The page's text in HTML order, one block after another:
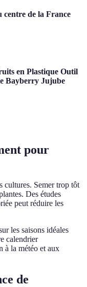
centre de la France
en Plastique Outil
Bayberry Jujube
pour
cultures. Semer trop tôt
Des études
peut réduire les
les saisons idéales
calendrier
à la météo et aux
de